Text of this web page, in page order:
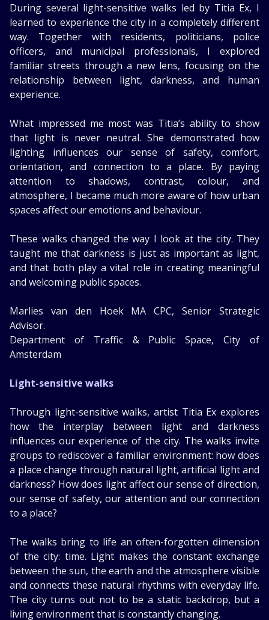
During several light-sensitive walks led by Titia Ex, I
learned to experience the city in a completely different
way. Together with residents, politicians, police
officers, and municipal professionals, I explored
familiar streets through a new lens, focusing on the
relationship between light, darkness, and human
experience.
What impressed me most was Titia’s ability to show
that light is never neutral. She demonstrated how
lighting influences our sense of safety, comfort,
orientation, and connection to a place. By paying
attention to shadows, contrast, colour, and
atmosphere, I became much more aware of how urban
spaces affect our emotions and behaviour.
These walks changed the way I look at the city. They
taught me that darkness is just as important as light,
and that both play a vital role in creating meaningful
and welcoming public spaces.
Marlies van den Hoek MA CPC, Senior Strategic
Advisor.
Department of Traffic & Public Space, City of
Amsterdam
Light-sensitive walks
Through light-sensitive walks, artist Titia Ex explores
how the interplay between light and darkness
influences our experience of the city. The walks invite
groups to rediscover a familiar environment: how does
a place change through natural light, artificial light and
darkness? How does light affect our sense of direction,
our sense of safety, our attention and our connection
to a place?
The walks bring to life an often-forgotten dimension
of the city: time. Light makes the constant exchange
between the sun, the earth and the atmosphere visible
and connects these natural rhythms with everyday life.
The city turns out not to be a static backdrop, but a
living environment that is constantly changing.